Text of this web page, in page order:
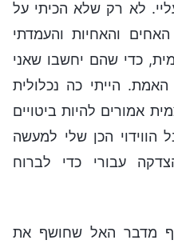
לא רק שלא הכיתי על
והאחיות והעמדתי
כדי שהם יחשבו שאני
הייתי כה נכלולית
אמורים להיות ביטויים
הכן שלי למעשה
עבורי כדי לברוח
מדבר האל שחושף את